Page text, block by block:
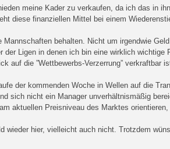
meine Kader zu verkaufen, da ich das in
diese finanziellen Mittel bei einem
Mannschaften behalten. Nicht um irgendwie
der Ligen in denen ich bin eine wirklich
auf die ”Wettbewerbs-Verzerrung” verkraftbar
der kommenden Woche in Wellen auf die
sich nicht ein Manager unverhältnismäßig
aktuellen Preisniveau des Marktes
wieder hier, vielleicht auch nicht. Trotzdem